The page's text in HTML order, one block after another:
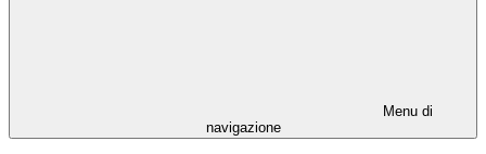
Menu di
navigazione